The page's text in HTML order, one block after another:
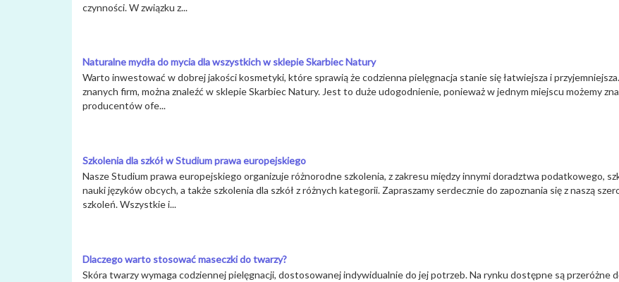
czynności. W związku z...
Naturalne mydła do mycia dla wszystkich w sklepie Skarbiec Natury
Warto inwestować w dobrej jakości kosmetyki, które sprawią że codzienna pielęgnacja stanie się łatwiejsza i
znanych firm, można znaleźć w sklepie Skarbiec Natury. Jest to duże udogodnienie, ponieważ w jednym miejscu możemy
producentów ofe...
Szkolenia dla szkół w Studium prawa europejskiego
Nasze Studium prawa europejskiego organizuje różnorodne szkolenia, z zakresu między innymi doradztwa podatkowego,
nauki języków obcych, a także szkolenia dla szkół z różnych kategorii. Zapraszamy serdecznie do zapoznania się z naszą
szkoleń. Wszystkie i...
Dlaczego warto stosować maseczki do twarzy?
Skóra twarzy wymaga codziennej pielęgnacji, dostosowanej indywidualnie do jej potrzeb. Na rynku dostępne są przeróżne